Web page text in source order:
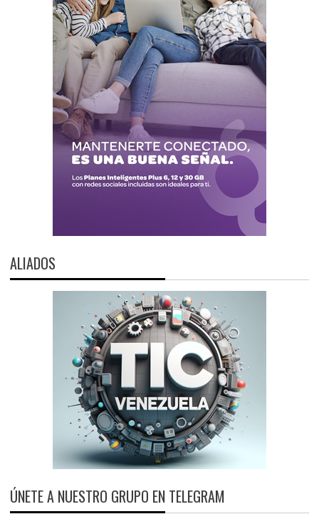
ALIADOS
ÚNETE A NUESTRO GRUPO EN TELEGRAM